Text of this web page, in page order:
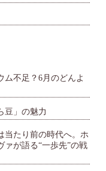
ム不足？6月のどんよ
豆」の魅力
当たり前の時代へ。ホ
ァが語る“一歩先”の戦